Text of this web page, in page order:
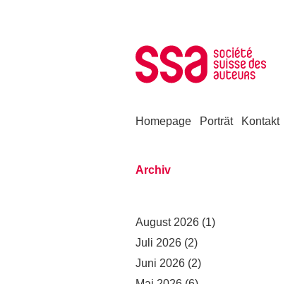
Homepage Porträt Kontakt
Archiv
August 2026 (1)
Juli 2026 (2)
Juni 2026 (2)